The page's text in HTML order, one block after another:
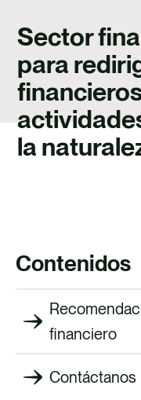
Sector
para
la
Contenidos
financiero
Contáctanos